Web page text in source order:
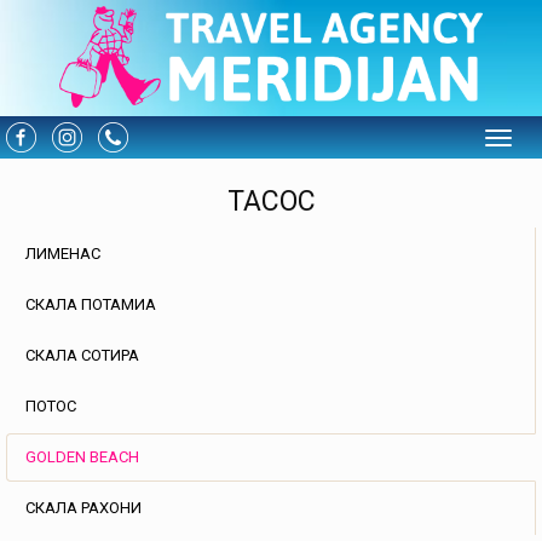
ТАСОС
ЛИМЕНАС
СКАЛА ПОТАМИА
СКАЛА СОТИРА
ПОТОС
GOLDEN BEACH
СКАЛА РАХОНИ